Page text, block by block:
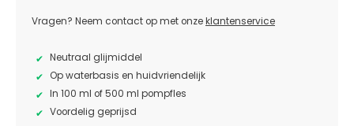
Vragen? Neem contact op met onzeklantenservice
Neutraal glijmiddel
Op waterbasis en huidvriendelijk
In 100 ml of 500 ml pompfles
Voordelig geprijsd